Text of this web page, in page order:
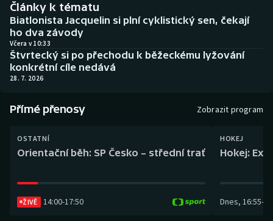
Biatlon
Boby a skeleton
Box
Curling
Dostihy
Aplikace ČT sport
AZ kvíz
Články k tématu
Biatlonista Jacquelin si plní cyklistický sen, čekají
ho dva závody
Včera v 10:33
Štvrtecký si po přechodu k běžeckému lyžování
konkrétní cíle nedává
28. 7. 2026
Přímé přenosy Zobrazit program
OSTATNÍ
Orientační běh: SP Česko – střední trať
ŽIVĚ 14:00-17:50
HOKEJ
Hokej:
Dnes, 16:55-